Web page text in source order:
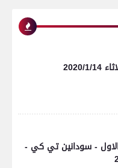
1/14
- سودانين تي كي -